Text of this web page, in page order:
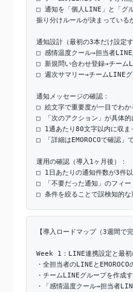
□ 通知を「個人LINE」と「グ
振り分けルールが決まっている
通知設計（最初の3本だけ設定す
□ 感情温度クール→担当者LINE
□ 新規問い合わせ登録→チーム
□ 週次サマリー→チームLINEグ
通知メッセージの確認：
□ 絵文字で重要度が一目でわか
□ 「次のアクション」が具体的
□ 1通あたり80文字以内に収ま
□ 「詳細はEMOROCOで確認」
運用の確認（導入1ヶ月後）：
□ 1日あたりの通知件数が3件
□ 「不要だった通知」のフィー
□ 条件を絞ることで誤検知的な
【導入ロードマップ（3週間で
Week 1：LINE連携設定と最初
・全担当者のLINEと
・チームLINEグループを作成
・「感情温度クール→担当者